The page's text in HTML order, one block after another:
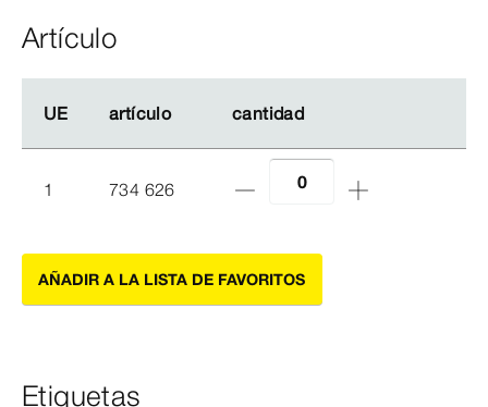
Artículo
UE artículo cantidad
UE artículo cantidad
1 734 626
AÑADIR A LA LISTA DE FAVORITOS
Etiquetas